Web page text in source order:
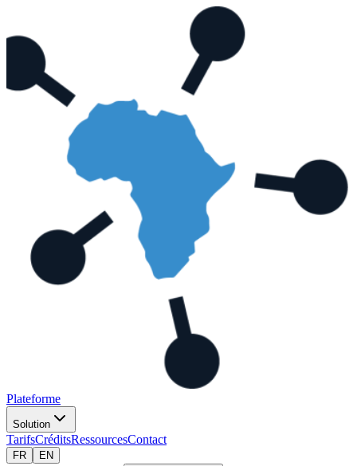
Plateforme
Solution
TarifsCréditsRessourcesContact
FR EN